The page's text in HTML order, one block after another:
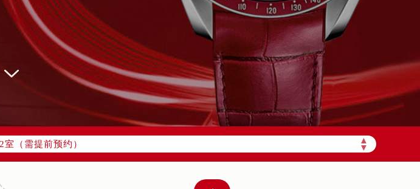
▲
▼
港、澳门、台湾全部区域（非大陆需加拨“+86”）
室（需提前预约）
提前预约）
约）